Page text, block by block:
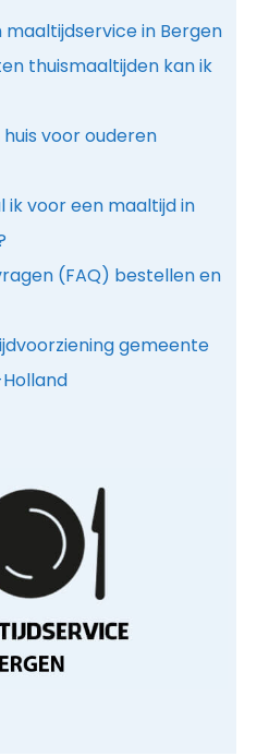
maaltijdservice in Bergen
thuismaaltijden kan ik
voor ouderen
ik voor een maaltijd in
(FAQ) bestellen en
gemeente